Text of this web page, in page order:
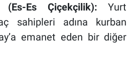
Es Çiçekçilik): Yurt
sahipleri adına kurban
emanet eden bir diğer